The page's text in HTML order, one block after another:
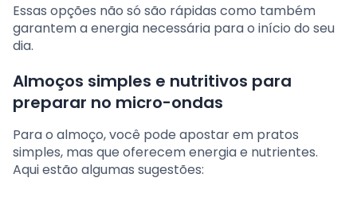
Essas opções não só são rápidas como também
garantem a energia necessária para o início do seu
dia.
Almoços simples e nutritivos para
preparar no micro-ondas
Para o almoço, você pode apostar em pratos
simples, mas que oferecem energia e nutrientes.
Aqui estão algumas sugestões: